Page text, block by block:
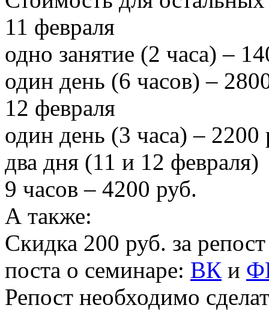
11 февраля
одно занятие (2 часа) –
один день (6 часов) –
12 февраля
один день (3 часа) – 2200
два дня (11 и 12 февраля)
9 часов – 4200 руб.
А также:
Скидка 200 руб. за
поста о семинаре: ВК и
Репост необходимо